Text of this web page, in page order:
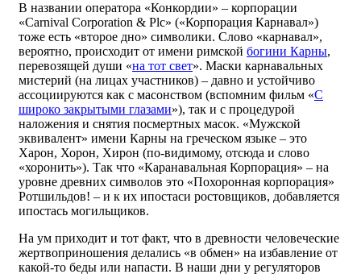
В названии оператора «Конкордии» – корпорации
«Carnival Corporation & Plc» («Корпорация Карнавал»)
тоже есть «второе дно» символики. Слово «карнавал»,
вероятно, происходит от имени римской богини Карны,
перевозящей души «на тот свет». Маски карнавальных
мистерий (на лицах участников) – давно и устойчиво
ассоциируются как с масонством (вспомним фильм «С
широко закрытыми глазами»), так и с процедурой
наложения и снятия посмертных масок. «Мужской
эквивалент» имени Карны на греческом языке – это
Харон, Хорон, Хирон (по-видимому, отсюда и слово
«хоронить»). Так что «Каранавальная Корпорация» – на
уровне древних символов это «Похоронная корпорация»
Ротшильдов! – и к их ипостаси ростовщиков, добавляется
ипостась могильщиков.
На ум приходит и тот факт, что в древности человеческие
жертвоприношения делались «в обмен» на избавление от
какой-то беды или напасти. В наши дни у регуляторов